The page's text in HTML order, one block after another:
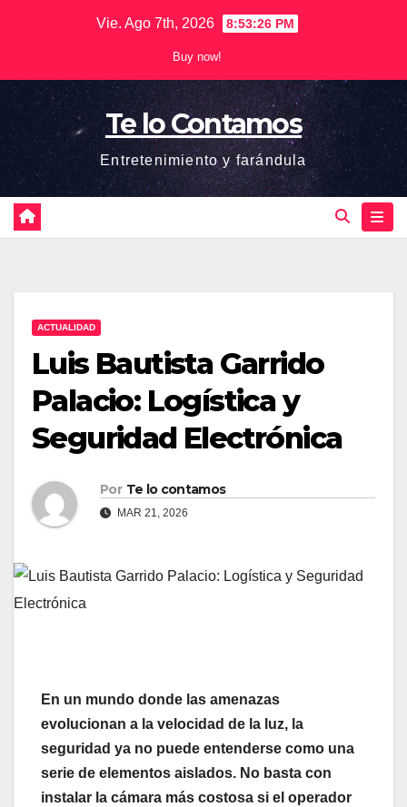
Vie. Ago 7th, 2026 8:53:26 PM
Buy now!
Te lo Contamos
Entretenimiento y farándula
ACTUALIDAD
Luis Bautista Garrido
Palacio: Logística y
Seguridad Electrónica
Por Te lo contamos
MAR 21, 2026
En un mundo donde las amenazas
evolucionan a la velocidad de la luz, la
seguridad ya no puede entenderse como una
serie de elementos aislados. No basta con
instalar la cámara más costosa si el operador